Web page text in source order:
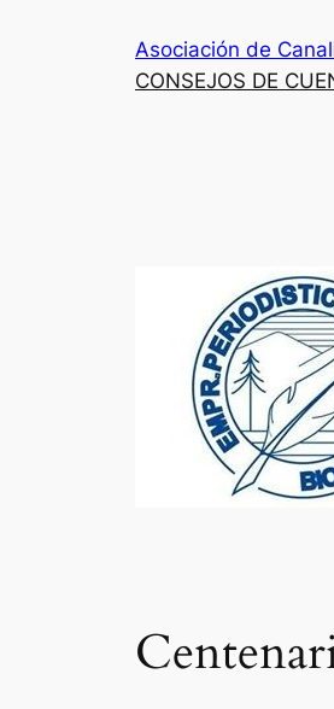
Asociación de
CONSEJOS DE